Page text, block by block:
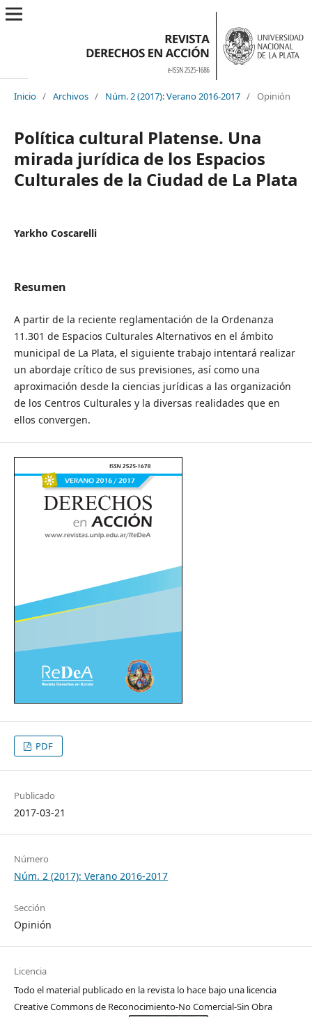
Inicio / Archivos / Núm. 2 (2017): Verano 2016-2017 / Opinión
Política cultural Platense. Una
mirada jurídica de los Espacios
Culturales de la Ciudad de La Plata
Yarkho Coscarelli
Resumen
A partir de la reciente reglamentación de la Ordenanza
11.301 de Espacios Culturales Alternativos en el ámbito
municipal de La Plata, el siguiente trabajo intentará realizar
un abordaje crítico de sus previsiones, así como una
aproximación desde la ciencias jurídicas a las organización
de los Centros Culturales y la diversas realidades que en
ellos convergen.
PDF
Publicado
2017-03-21
Número
Núm. 2 (2017): Verano 2016-2017
Sección
Opinión
Licencia
Todo el material publicado en la revista lo hace bajo una licencia
Creative Commons de Reconocimiento-No Comercial-Sin Obra